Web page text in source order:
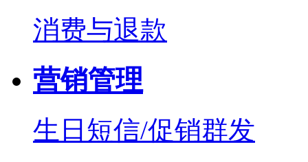
消费与退款
营销管理
生日短信/促销群发